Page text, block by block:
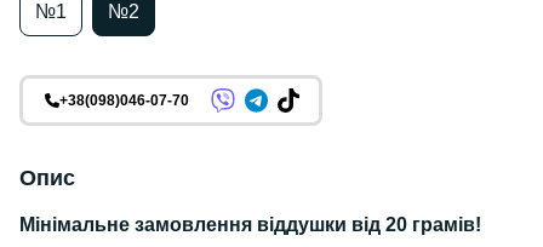
№1 №2
+38(098)046-07-70
Опис
Мінімальне замовлення віддушки від 20 грамів!